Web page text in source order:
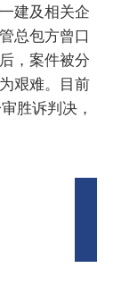
建及相关企
总包方曾口
，案件被分
艰难。目前
胜诉判决，